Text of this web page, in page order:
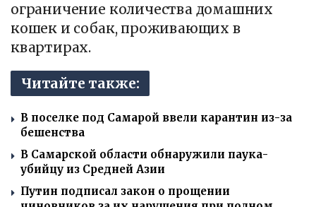
ограничение количества домашних
кошек и собак, проживающих в
квартирах.
Читайте также:
В поселке под Самарой ввели карантин из-за
бешенства
В Самарской области обнаружили паука-
убийцу из Средней Азии
Путин подписал закон о прощении